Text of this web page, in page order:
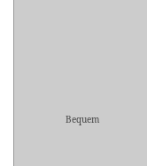
Bequem